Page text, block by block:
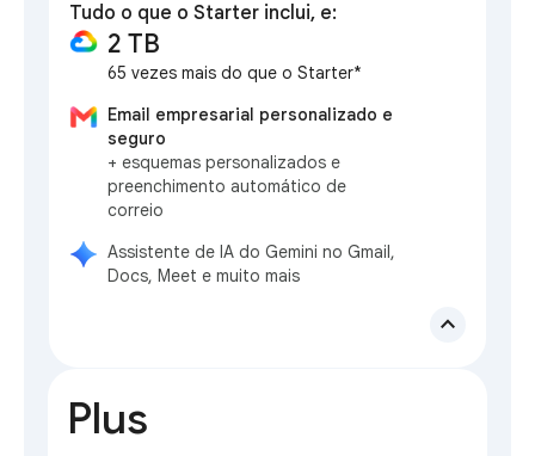
Tudo o que o Starter inclui, e:
2 TB
65 vezes mais do que o Starter*
Email empresarial personalizado e
seguro
+ esquemas personalizados e
preenchimento automático de
correio
Assistente de IA do Gemini no Gmail,
Docs, Meet e muito mais
expand_less
Plus